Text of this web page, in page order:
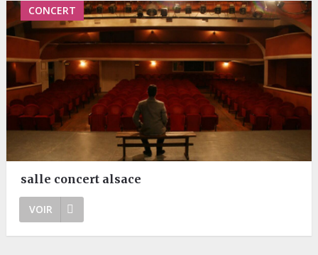
CONCERT
salle concert alsace
VOIR